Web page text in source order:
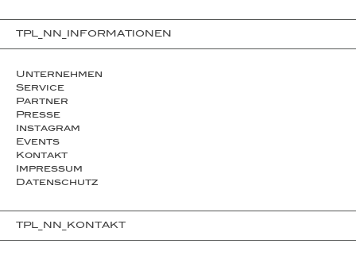
TPL_NN_INFORMATIONEN
Unternehmen
Service
Partner
Presse
Instagram
Events
Kontakt
Impressum
Datenschutz
TPL_NN_KONTAKT